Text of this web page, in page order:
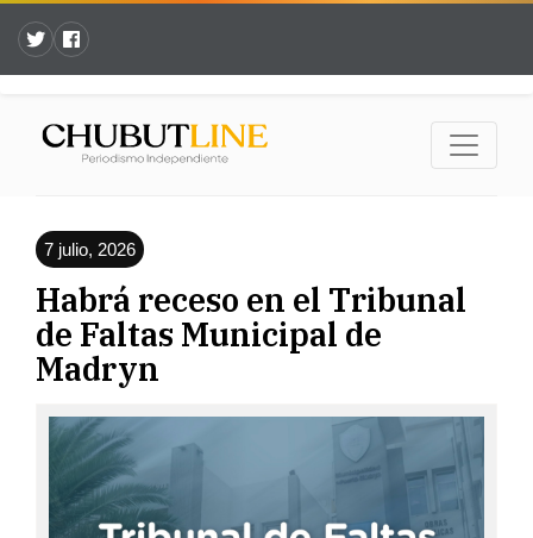
7 julio, 2026
Habrá receso en el Tribunal
de Faltas Municipal de
Madryn